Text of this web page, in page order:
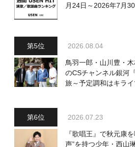
月24日～2026年7月30
2026.08.04
鳥羽一郎・山川豊・
のCSチャンネル銀河
旅～予定調和はキラ
2026.07.23
『歌唱王』で秋元康
声”を持つ少年・西山